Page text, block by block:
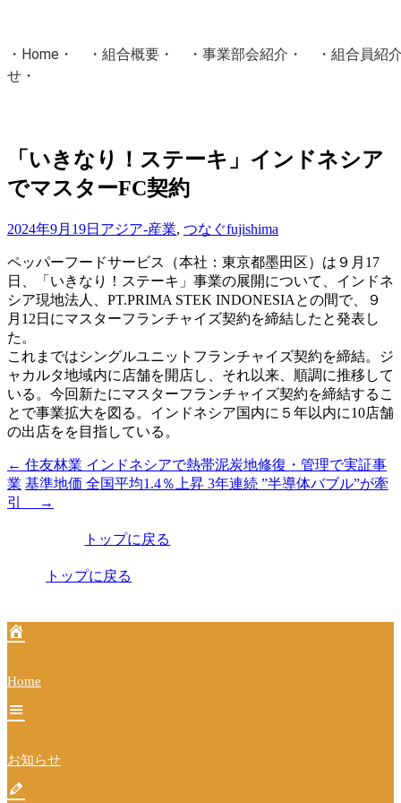
・ Home ・ ・ 組合概要 ・ ・ 事業部会紹介 ・ ・ 組合員紹
せ ・
国土交通省・経済産業省・農林水産省・厚生労働省 認可
「いきなり！ステーキ」インドネシア
でマスターFC契約
2024年9月19日 アジア-産業, つなぐfujishima
ペッパーフードサービス（本社：東京都墨田区）は９月17
日、「いきなり！ステーキ」事業の展開について、インドネ
シア現地法人、PT.PRIMA STEK INDONESIAとの間で、９
月12日にマスターフランチャイズ契約を締結したと発表し
た。
これまではシングルユニットフランチャイズ契約を締結。ジ
ャカルタ地域内に店舗を開店し、それ以来、順調に推移して
いる。今回新たにマスターフランチャイズ契約を締結するこ
とで事業拡大を図る。インドネシア国内に５年以内に10店舗
の出店をを目指している。
投
稿
シ
← 住友林業 インドネシアで熱帯泥炭地修復・管理で実証事
業 基準地価 全国平均1.4％上昇 3年連続 ”半導体バブル”が牽
引
→
トップに戻る
トップに戻る
Home
お知らせ